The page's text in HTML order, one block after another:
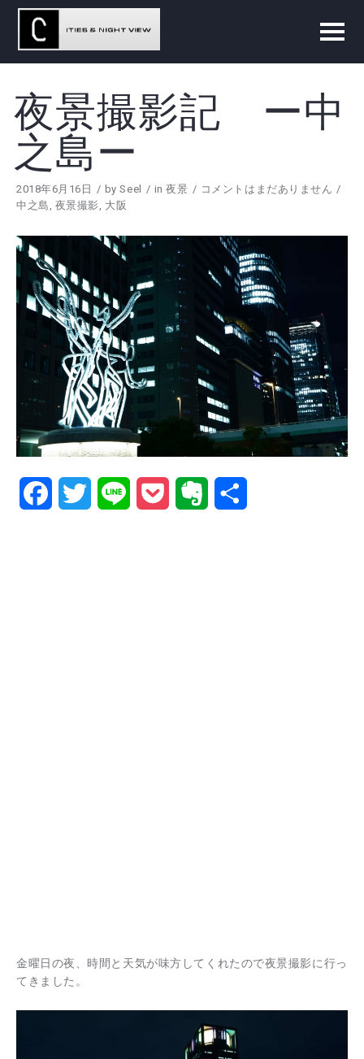
夜景撮影記 ー中
之島ー
2018年6月16日 bySeel in夜景
コメントはまだありません
中之島, 夜景撮影, 大阪
FacebookTwitter Line Pocket Evernote
金曜日の夜、時間と天気が味方してくれたので夜景撮影に行っ
てきました。